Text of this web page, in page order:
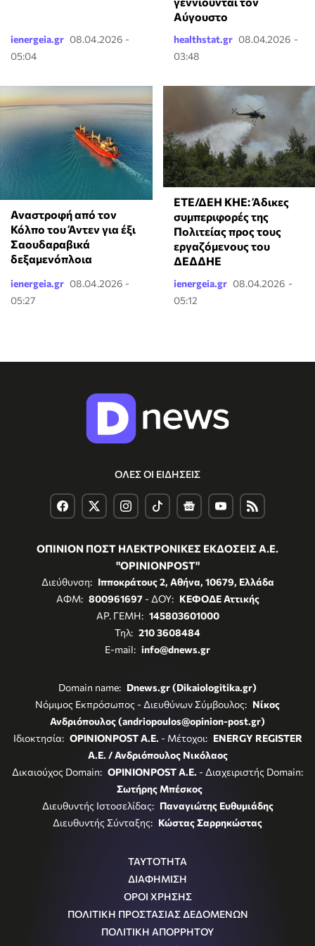
ienergeia.gr 08.04.2026 -
05:04
Αύγουστο
healthstat.gr 08.04.2026 -
03:48
Αναστροφή από τον
Κόλπο του Άντεν για έξι
Σαουδαραβικά
δεξαμενόπλοια
ienergeia.gr 08.04.2026 -
05:27
ΕΤΕ/ΔΕΗ ΚΗΕ: Άδικες
συμπεριφορές της
Πολιτείας προς τους
εργαζόμενους του
ΔΕΔΔΗΕ
ienergeia.gr 08.04.2026 -
05:12
ΟΛΕΣ ΟΙ ΕΙΔΗΣΕΙΣ
ΟΠΙΝΙΟΝ ΠΟΣΤ ΗΛΕΚΤΡΟΝΙΚΕΣ ΕΚΔΟΣΕΙΣ Α.Ε.
"OPINIONPOST"
Διεύθυνση: Ιπποκράτους 2, Αθήνα, 10679, Ελλάδα
ΑΦΜ: 800961697- ΔΟΥ: ΚΕΦΟΔΕ Αττικής
ΑΡ. ΓΕΜΗ: 145803601000
Τηλ: 210 3608484
E-mail: info@dnews.gr
Domain name: Dnews.gr (Dikaiologitika.gr)
Νόμιμος Εκπρόσωπος - Διευθύνων Σύμβουλος: Νίκος
Ανδριόπουλος (andriopoulos@opinion-post.gr)
Ιδιοκτησία: OPINIONPOST A.E. - Μέτοχοι: ENERGY REGISTER
Α.Ε. / Ανδριόπουλος Νικόλαος
Δικαιούχος Domain: OPINIONPOST A.E. - Διαχειριστής Domain:
Σωτήρης Μπέσκος
Διευθυντής Ιστοσελίδας: Παναγιώτης Ευθυμιάδης
Διευθυντής Σύνταξης: Κώστας Σαρρηκώστας
ΤΑΥΤΟΤΗΤΑ
ΔΙΑΦΗΜΙΣΗ
ΟΡΟΙ ΧΡΗΣΗΣ
ΠΟΛΙΤΙΚΗ ΠΡΟΣΤΑΣΙΑΣ ΔΕΔΟΜΕΝΩΝ
ΠΟΛΙΤΙΚΗ ΑΠΟΡΡΗΤΟΥ